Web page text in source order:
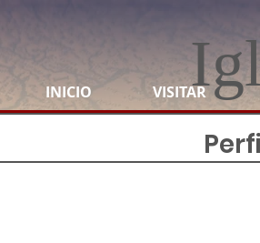
INICIO VISITAR